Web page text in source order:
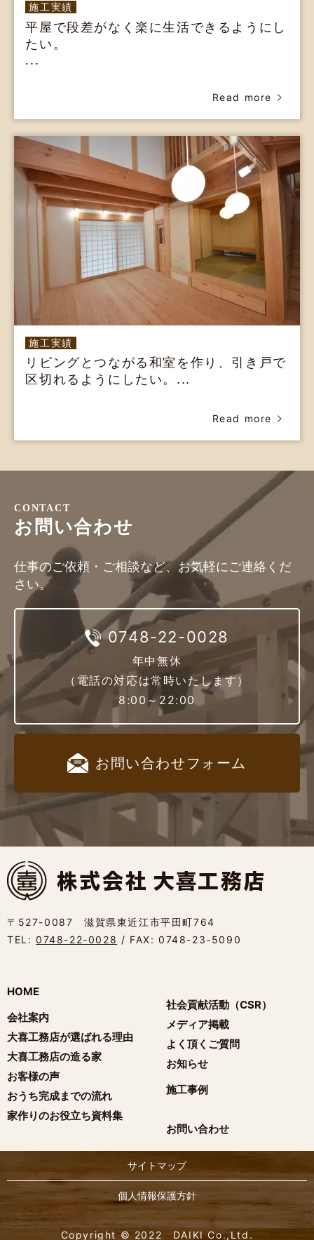
施工実績
平屋で段差がなく楽に生活できるようにし
たい。
...
Read more
施工実績
リビングとつながる和室を作り、引き戸で
区切れるようにしたい。...
Read more
CONTACT
お問い合わせ
仕事のご依頼・ご相談など、お気軽にご連絡くだ
さい。
0748-22-0028
年中無休
（電話の対応は常時いたします）
8:00～22:00
お問い合わせ フォーム
〒527-0087 滋賀県東近江市平田町764
TEL: 0748-22-0028 / FAX: 0748-23-5090
HOME
会社案内
大喜工務店が選ばれる理由
大喜工務店の造る家
お客様の声
おうち完成までの流れ
家作りのお役立ち資料集
社会貢献活動（CSR）
メディア掲載
よく頂くご質問
お知らせ
施工事例
お問い合わせ
サイトマップ
個人情報保護方針
Copyright © 2022 DAIKI Co.,Ltd.